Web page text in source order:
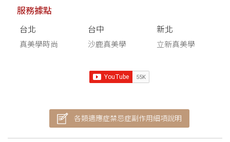
服務據點
台北
真美學時尚
台中
沙鹿真美學
新北
立新真美學
各類適應症禁忌症副作用細項說明